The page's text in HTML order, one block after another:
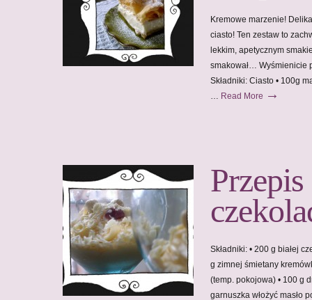
Kremowe marzenie!
ciasto! Ten zestaw to
lekkim, apetycznym
smakował… Wyśmienicie
Składniki: Ciasto • 100g
… Read More →
Składniki: • 200 g białej
g zimnej śmietany
(temp. pokojowa) • 100 g
garnuszka włożyć masło